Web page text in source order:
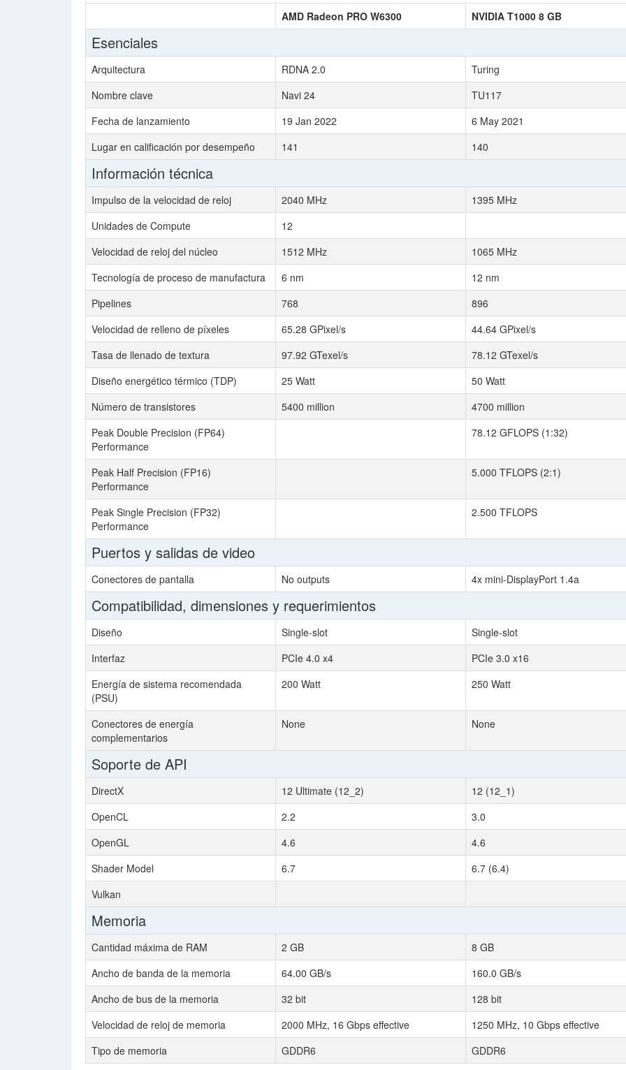
AMD Radeon PRO W6300 NVIDIA T1000 8 GB
Esenciales
Arquitectura RDNA 2.0
Turing
Nombre clave
Navi 24
TU117
Fecha de lanzamiento
19 Jan 2022
6 May 2021
Lugar en calificación por desempeño
141 140
Información técnica
Impulso de la velocidad de reloj 2040 MHz
1395 MHz
Unidades de Compute
12
Velocidad de reloj del núcleo
1512 MHz
1065 MHz
Tecnología de proceso de manufactura
6 nm
12 nm
Pipelines
768
896
Velocidad de relleno de píxeles
65.28 GPixel/s
44.64 GPixel/s
Tasa de llenado de textura
97.92 GTexel/s
78.12 GTexel/s
Diseño energético térmico (TDP)
25 Watt
50 Watt
Número de transistores
5400 million
4700 million
Peak Double Precision (FP64)
Performance
78.12 GFLOPS (1:32)
Peak Half Precision (FP16)
Performance
5.000 TFLOPS (2:1)
Peak Single Precision (FP32)
Performance
2.500 TFLOPS
Puertos y salidas de video
Conectores de pantalla No outputs 4x mini-DisplayPort 1.4a
Compatibilidad, dimensiones y requerimientos
Diseño Single-slot
Single-slot
Interfaz
PCIe 4.0 x4
PCIe 3.0 x16
Energía de sistema recomendada
(PSU)
200 Watt 250 Watt
Conectores de energía
complementarios
None None
Soporte de API
DirectX 12 Ultimate (12_2)
12 (12_1)
OpenCL
2.2
3.0
OpenGL
4.6
4.6
Shader Model
6.7
6.7 (6.4)
Vulkan
Memoria
Cantidad máxima de RAM 2 GB
8 GB
Ancho de banda de la memoria
64.00 GB/s
160.0 GB/s
Ancho de bus de la memoria
32 bit
128 bit
Velocidad de reloj de memoria
2000 MHz, 16 Gbps effective
1250 MHz, 10 Gbps effective
Tipo de memoria
GDDR6 GDDR6